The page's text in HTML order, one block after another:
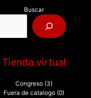
Buscar
Tienda virtual
Congreso (3)
Fuera de catalogo (0)